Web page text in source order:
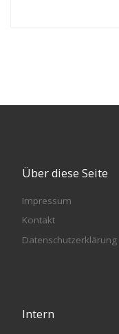
Über diese Seite
Impressum
Kontakt
Datenschutzerklärung
Intern